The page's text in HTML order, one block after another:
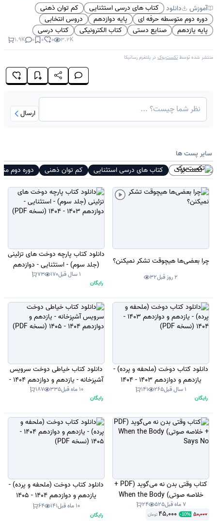
آموزش دانلود کتاب های درسی استثنایی
کم توان ذهنی
دوره دوم متوسطه حرفه ای
پایه دوازدهم
دروس انتخابی
پایه یازدهم
صنایع دستی کتاب الکترونیکی کتاب درسی
3.2K
0
0
0
1.9K
منتشر شده توسطتکست‌بوک در پلتفرمرسانیکا
ارسال
سایر پست ها
تکست‌بوک کتاب های درسی استثنایی کم توان ذهنی دوره دوم
چرا بعضی‌ها هیچوقت تشکر نمیکنن؟
2 روز قبل 32
دانلود کتاب پارچه دوخت های تزئینی
(جلد سوم) - استثنایی - دوازدهم
1403 - 1404 (نسخه PDF)
1 سال قبل 170
73
رایگان
دانلود کتاب دوخت (ملحفه و پرده) -
یازدهم و دوازدهم 1403 - 1404
(نسخه PDF)
1 سال قبل 265
141
رایگان
دانلود کتاب خیاطی دوخت سرویس
آشپزخانه - یازدهم و دوازدهم 1404 -
1405 (نسخه PDF)10 ماه قبل 335
187
رایگان
کتاب وقتی بدن نه می‌گوید (PDF +
خلاصه صوتی) When the Body
Says No
7 ماه قبل 525
24
50,000
-10%
45,000 تومان
دانلود کتاب دوخت (ملحفه و پرده) -
یازدهم و دوازدهم 1404 - 1405
(نسخه PDF) 10 ماه قبل 141
64
رایگان